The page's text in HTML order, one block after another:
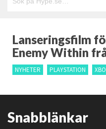
Lanseringsfilm
Enemy Within
NYHETER PLAYSTATION
Snabblänkar